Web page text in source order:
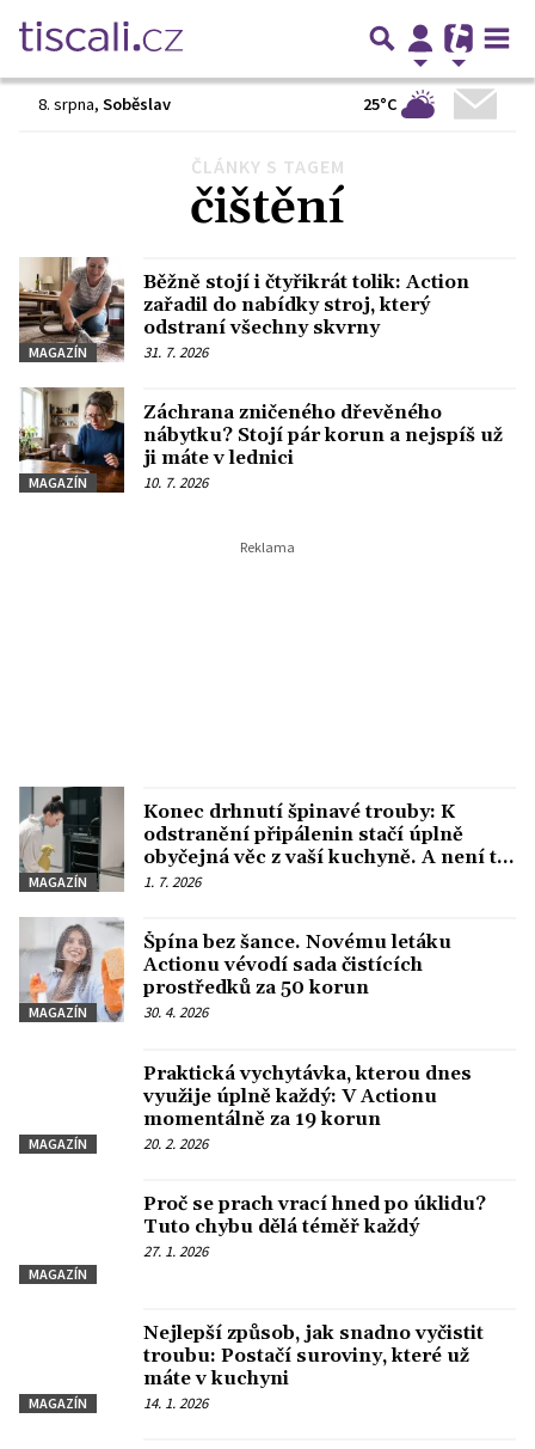
8. srpna, Soběslav 25°C
ČLÁNKY S TAGEM
čištění
MAGAZÍN
Běžně stojí i čtyřikrát tolik: Action
zařadil do nabídky stroj, který
odstraní všechny skvrny
31. 7. 2026
MAGAZÍN
Záchrana zničeného dřevěného
nábytku? Stojí pár korun a nejspíš už
ji máte v lednici
10. 7. 2026
MAGAZÍN
Konec drhnutí špinavé trouby: K
odstranění připálenin stačí úplně
obyčejná věc z vaší kuchyně. A není to
soda
1. 7. 2026
MAGAZÍN
Špína bez šance. Novému letáku
Actionu vévodí sada čistících
prostředků za 50 korun
30. 4. 2026
MAGAZÍN
Praktická vychytávka, kterou dnes
využije úplně každý: V Actionu
momentálně za 19 korun
20. 2. 2026
MAGAZÍN
Proč se prach vrací hned po úklidu?
Tuto chybu dělá téměř každý
27. 1. 2026
MAGAZÍN
Nejlepší způsob, jak snadno vyčistit
troubu: Postačí suroviny, které už
máte v kuchyni
14. 1. 2026
Další